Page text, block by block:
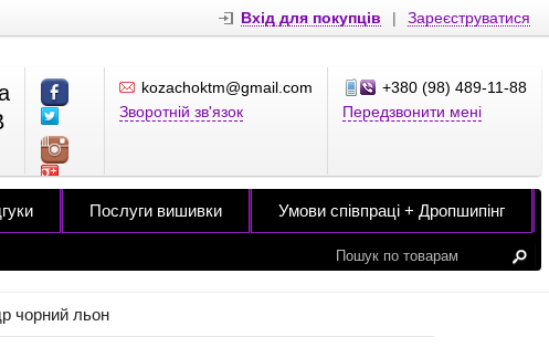
Вхід для покупців | Зареєструватися
kozachoktm@gmail.com
Зворотній зв'язок
+380 (98) 489-11-88
Передзвонити мені
Послуги вишивки Умови співпраці + Дропшипінг
чорний льон